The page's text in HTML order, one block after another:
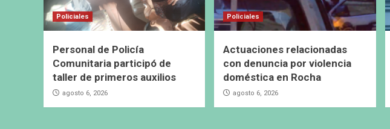
Policiales
Personal de Policía
Comunitaria participó de
taller de primeros auxilios
agosto 6, 2026
Policiales
Actuaciones relacionadas
con denuncia por violencia
doméstica en Rocha
agosto 6, 2026